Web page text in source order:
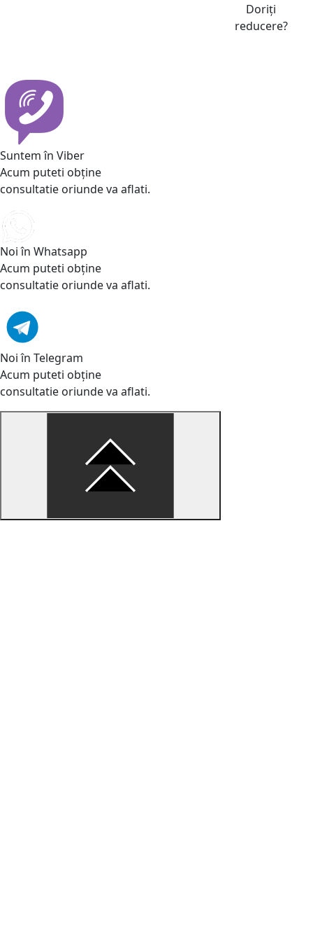
Doriți
reducere?
Suntem în Viber
Acum puteti obține
consultatie oriunde va aflati.
Noi în Whatsapp
Acum puteti obține
consultatie oriunde va aflati.
Noi în Telegram
Acum puteti obține
consultatie oriunde va aflati.